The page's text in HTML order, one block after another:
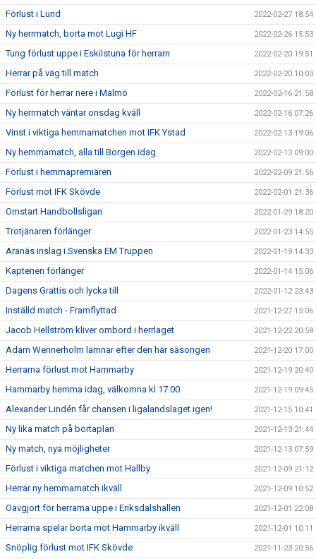
Förlust i Lund 2022-02-27 18:54
Ny herrmatch, borta mot Lugi HF 2022-02-26 15:53
Tung förlust uppe i Eskilstuna för herrarn 2022-02-20 19:51
Herrar på väg till match 2022-02-20 10:03
Förlust för herrar nere i Malmö 2022-02-16 21:58
Ny herrmatch väntar onsdag kväll 2022-02-16 07:26
Vinst i viktiga hemmamatchen mot IFK Ystad 2022-02-13 19:06
Ny hemmamatch, alla till Borgen idag 2022-02-13 09:00
Förlust i hemmapremiären 2022-02-09 21:56
Förlust mot IFK Skövde 2022-02-01 21:36
Omstart Handbollsligan 2022-01-29 18:20
Trotjänaren förlänger 2022-01-23 14:55
Aranäs inslag i Svenska EM Truppen 2022-01-19 14:33
Kaptenen förlänger 2022-01-14 15:06
Dagens Grattis och lycka till 2022-01-12 23:43
Inställd match - Framflyttad 2021-12-27 15:06
Jacob Hellström kliver ombord i herrlaget 2021-12-22 20:58
Adam Wennerholm lämnar efter den här säsongen 2021-12-20 17:00
Herrarna förlust mot Hammarby 2021-12-19 20:40
Hammarby hemma idag, välkomna kl 17:00 2021-12-19 09:45
Alexander Lindén får chansen i ligalandslaget igen! 2021-12-15 10:41
Ny lika match på bortaplan 2021-12-13 21:44
Ny match, nya möjligheter 2021-12-13 07:59
Förlust i viktiga matchen mot Hallby 2021-12-09 21:12
Herrar ny hemmamatch ikväll 2021-12-09 10:52
Oavgjort för herrarna uppe i Eriksdalshallen 2021-12-01 22:08
Herrarna spelar borta mot Hammarby ikväll 2021-12-01 10:11
Snöplig förlust mot IFK Skövde 2021-11-23 20:56